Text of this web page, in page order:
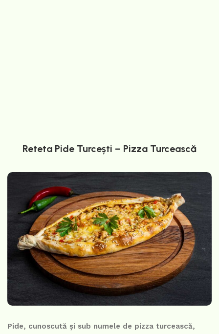
Reteta Pide Turcești – Pizza Turcească
Pide, cunoscută și sub numele de pizza turcească,